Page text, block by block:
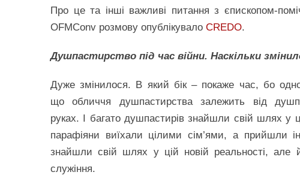
Про це та інші важливі питання з єпископом-
OFMConv розмову опублікувало CREDO.
Душпастирство під час війни. Наскільки
Дуже змінилося. В який бік – покаже час, бо
що обличчя душпастирства залежить від
руках. І багато душпастирів знайшли свій шлях у
парафіяни виїхали цілими сім’ями, а
знайшли свій шлях у цій новій реальності,
служіння.